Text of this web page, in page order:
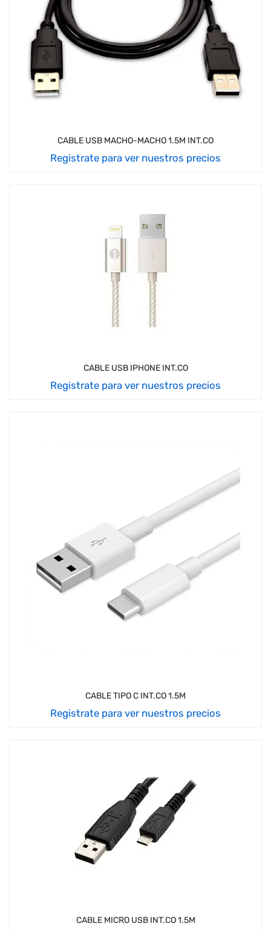
CABLE USB MACHO-MACHO 1.5M INT.CO
Registrate para ver nuestros precios
CABLE USB IPHONE INT.CO
Registrate para ver nuestros precios
CABLE TIPO C INT.CO 1.5M
Registrate para ver nuestros precios
CABLE MICRO USB INT.CO 1.5M